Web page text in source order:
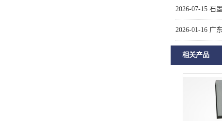
2026-07-15 石
2026-01-16 广
相关产品